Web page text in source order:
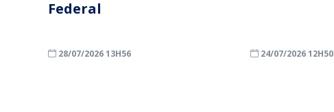
Federal
28/07/2026 13H56 24/07/2026 12H50